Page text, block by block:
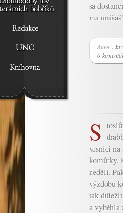
sa
ma
Autor :
0
S
vesnici
komůrky.
neděli.
výzdobu
tak
a vyběhla